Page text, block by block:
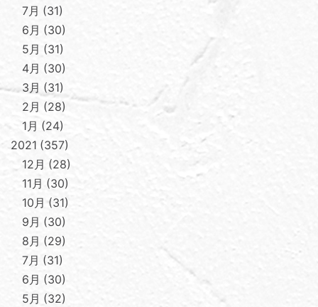
7月
31
6月
30
5月
31
4月
30
3月
31
2月
28
1月
24
2021 357
12月
28
11月
30
10月
31
9月
30
8月
29
7月
31
6月
30
5月
32